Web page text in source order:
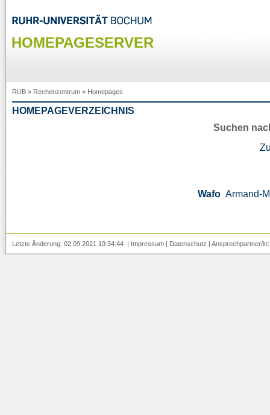
HOMEPAGESERVER
RUB » Rechenzentrum » Homepages
HOMEPAGEVERZEICHNIS
Suchen
Wafo Armand-
Letzte Änderung: 02.09.2021 19:34:44 | Impressum | Datenschutz | Ansprechpartner/